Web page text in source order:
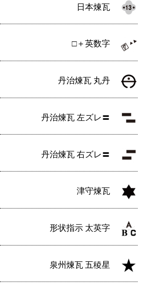
日本煉瓦
□＋英数字
丹治煉瓦 丸丹
丹治煉瓦 左ズレ〓
丹治煉瓦 右ズレ〓
津守煉瓦
形状指示 太英字
泉州煉瓦 五稜星